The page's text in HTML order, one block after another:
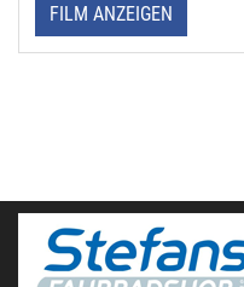
FILM ANZEIGEN